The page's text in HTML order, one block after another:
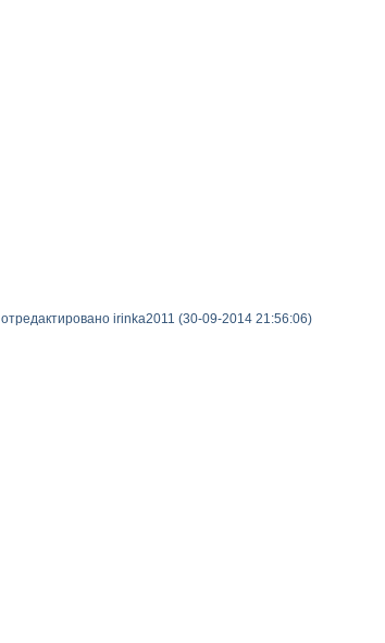
отредактировано irinka2011 (30-09-2014 21:56:06)